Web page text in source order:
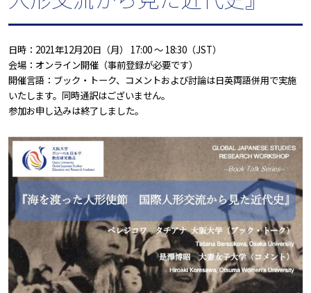
日時：2021年12月20日（月） 17:00 ～ 18:30（JST）
会場：オンライン開催（事前登録が必要です）
開催言語：ブック・トーク、コメントおよび討論は日英両語併用で実施
いたします。同時通訳はございません。
参加お申し込みは終了しました。